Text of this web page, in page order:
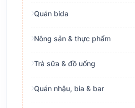
Quán bida
Nông sản & thực phẩm
Trà sữa & đồ uống
Quán nhậu, bia & bar